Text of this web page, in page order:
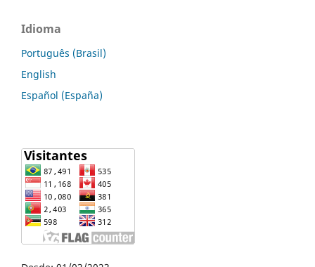
Idioma
Português (Brasil)
English
Español (España)